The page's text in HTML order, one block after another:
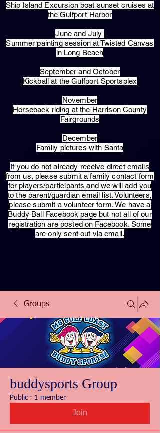
Ship Island Excursion boat sunset cruises at
the Gulfport Harbor
June and July
Summer painting session at Twisted Canvas
in Long Beach
September and October
Kickball at the Gulfport Sportsplex
November
Horseback riding at the Harrison County
Fairgrounds
December
Family pictures with Santa
​If you do not already receive direct emails
from us, please submit a family contact form
for players/participants and we will add you
to the parent/guardian email list. Volunteers,
please submit a volunteer form. We have a
Buddy Ball Facebook page but not all of our
registration are posted on Facebook. Some
are only sent out via email.
Groups
buddysports Group
Public · 1 member
Join